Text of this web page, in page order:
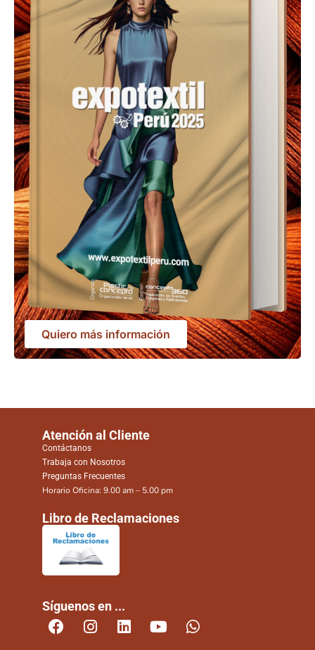
Quiero más información
Atención al Cliente
Contáctanos
Trabaja con Nosotros
Preguntas Frecuentes
Horario Oficina: 9.00 am – 5.00 pm
Libro de Reclamaciones
Síguenos en ...